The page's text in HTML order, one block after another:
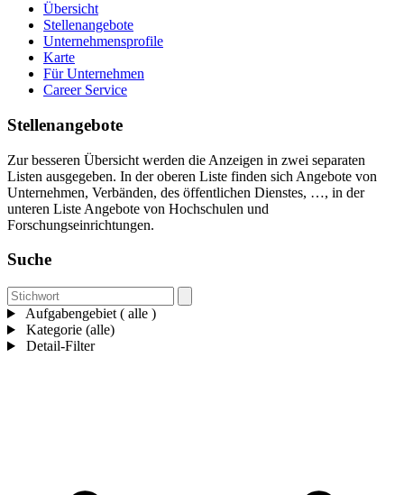
Übersicht
Stellenangebote
Unternehmensprofile
Karte
Für Unternehmen
Career Service
Stellenangebote
Zur besseren Übersicht werden die Anzeigen in zwei separaten
Listen ausgegeben. In der oberen Liste finden sich Angebote von
Unternehmen, Verbänden, des öffentlichen Dienstes, …, in der
unteren Liste Angebote von Hochschulen und
Forschungseinrichtungen.
Suche
Aufgabengebiet ( alle )
Kategorie (alle)
Detail-Filter